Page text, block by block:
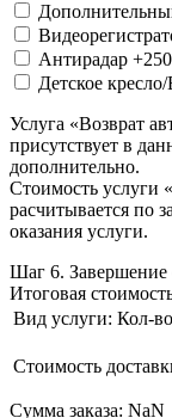
Антирадар +250
Детское кресло/
Услуга «Возврат
присутствует в
дополнительно.
Стоимость услуги
расчитывается по
оказания услуги.
Шаг 6. Завершение
Итоговая
Вид услуги: Кол-
Стоимость
Сумма заказа: NaN